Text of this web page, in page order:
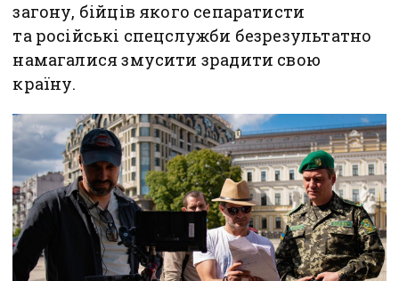
загону, бійців якого сепаратисти
та російські спецслужби безрезультатно
намагалися змусити зрадити свою
країну.